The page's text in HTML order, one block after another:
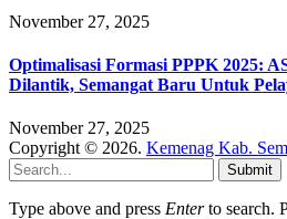
November 27, 2025
Optimalisasi Formasi PPPK 2025:
Dilantik, Semangat Baru Untuk
November 27, 2025
Copyright © 2026. Kemenag Kab.
Submit
Type above and press Enterto search.